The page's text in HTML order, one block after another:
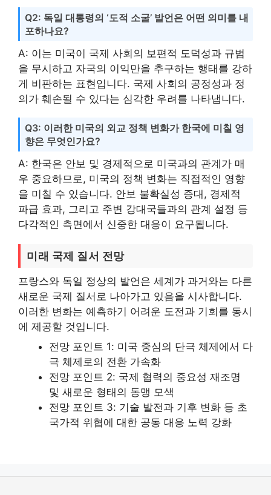
Q2: 독일 대통령의 ‘도적 소굴’ 발언은 어떤 의미를 내
포하나요?
A: 이는 미국이 국제 사회의 보편적 도덕성과 규범
을 무시하고 자국의 이익만을 추구하는 행태를 강하
게 비판하는 표현입니다. 국제 사회의 공정성과 정
의가 훼손될 수 있다는 심각한 우려를 나타냅니다.
Q3: 이러한 미국의 외교 정책 변화가 한국에 미칠 영
향은 무엇인가요?
A: 한국은 안보 및 경제적으로 미국과의 관계가 매
우 중요하므로, 미국의 정책 변화는 직접적인 영향
을 미칠 수 있습니다. 안보 불확실성 증대, 경제적
파급 효과, 그리고 주변 강대국들과의 관계 설정 등
다각적인 측면에서 신중한 대응이 요구됩니다.
미래 국제 질서 전망
프랑스와 독일 정상의 발언은 세계가 과거와는 다른
새로운 국제 질서로 나아가고 있음을 시사합니다.
이러한 변화는 예측하기 어려운 도전과 기회를 동시
에 제공할 것입니다.
전망 포인트 1: 미국 중심의 단극 체제에서 다
극 체제로의 전환 가속화
전망 포인트 2: 국제 협력의 중요성 재조명
및 새로운 형태의 동맹 모색
전망 포인트 3: 기술 발전과 기후 변화 등 초
국가적 위협에 대한 공동 대응 노력 강화